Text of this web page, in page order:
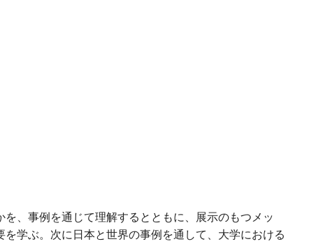
、事例を通じて理解するとともに、展示のもつメッ
学ぶ。次に日本と世界の事例を通して、大学における